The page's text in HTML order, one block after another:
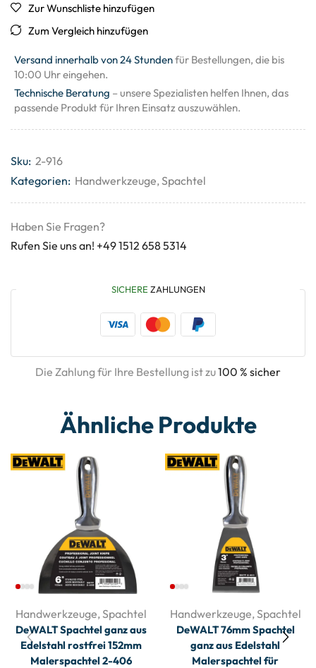
Zur Wunschliste hinzufügen
Zum Vergleich hinzufügen
Versand innerhalb von 24 Stundenfür Bestellungen, die bis
10:00 Uhr eingehen.
Technische Beratung – unsere Spezialisten helfen Ihnen, das
passende Produkt für Ihren Einsatz auszuwählen.
Sku: 2-916
Kategorien: Handwerkzeuge, Spachtel
Haben Sie Fragen?
Rufen Sie uns an! +49 1512 658 5314
SICHERE ZAHLUNGEN
Die Zahlung für Ihre Bestellung ist zu100 % sicher
Ähnliche Produkte
Handwerkzeuge, Spachtel
DeWALT Spachtel ganz aus
Edelstahl rostfrei 152mm
Malerspachtel 2-406
Handwerkzeuge, Spachtel
DeWALT 76mm Spachtel
ganz aus Edelstahl
Malerspachtel für